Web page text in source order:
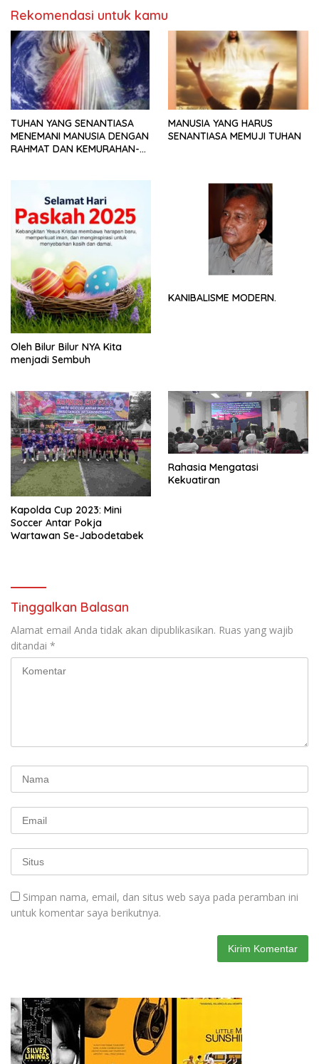
Rekomendasi untuk kamu
TUHAN YANG SENANTIASA
MENEMANI MANUSIA DENGAN
RAHMAT DAN KEMURAHAN-
MANUSIA YANG HARUS
SENANTIASA MEMUJI TUHAN
Oleh Bilur Bilur NYA Kita
menjadi Sembuh
KANIBALISME MODERN.
Kapolda Cup 2023: Mini
Soccer Antar Pokja
Wartawan Se-Jabodetabek
Rahasia Mengatasi
Kekuatiran
Tinggalkan Balasan
Alamat email Anda tidak akan dipublikasikan. Ruas yang wajib
ditandai *
Simpan nama, email, dan situs web saya pada peramban ini
untuk komentar saya berikutnya.